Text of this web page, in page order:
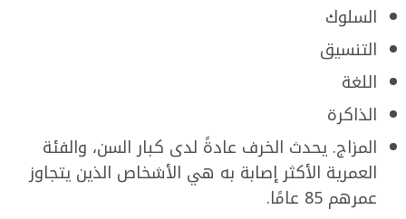
السلوك
التنسيق
اللغة
الذاكرة
المزاج. يحدث الخرف عادةً لدى كبار السن، والفئة
العمرية الأكثر إصابة به هي الأشخاص الذين يتجاوز
عمرهم 85 عامًا.